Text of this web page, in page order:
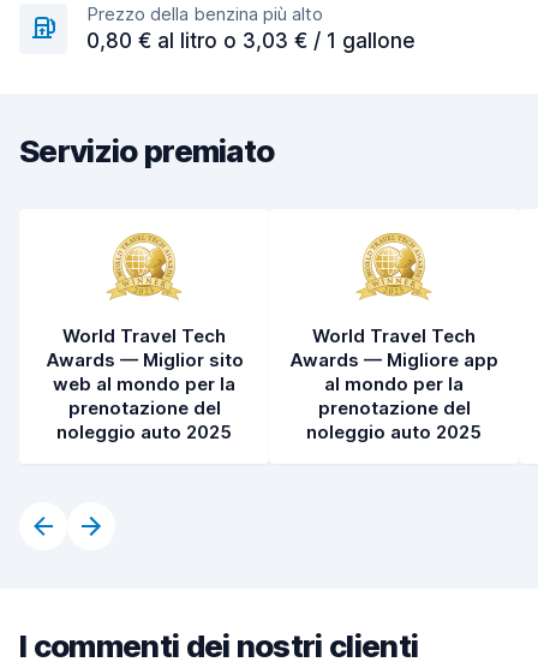
Prezzo della benzina più alto
0,80 € al litro o 3,03 € / 1 gallone
Servizio premiato
World Travel Tech
Awards — Miglior sito
web al mondo per la
prenotazione del
noleggio auto 2025
World Travel Tech
Awards — Migliore app
al mondo per la
prenotazione del
noleggio auto 2025
I commenti dei nostri clienti